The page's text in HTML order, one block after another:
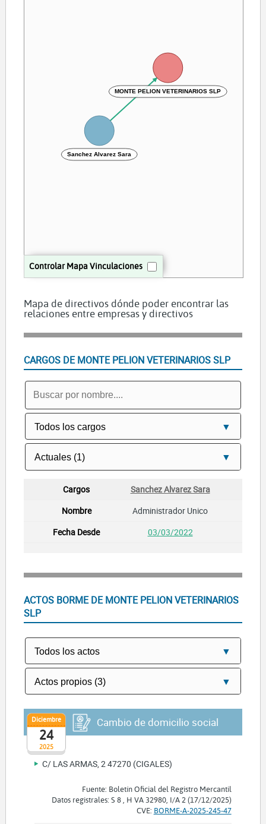
Controlar Mapa Vinculaciones
MONTE PELION VETERINARIOS SLP
Sanchez Alvarez Sara
Mapa de directivos dónde poder encontrar las
relaciones entre empresas y directivos
CARGOS DE MONTE PELION VETERINARIOS SLP
Sanchez Alvarez Sara
Administrador Unico
03/03/2022
ACTOS BORME DE MONTE PELION VETERINARIOS
SLP
2025
Diciembre
24
Cambio de domicilio social
C/ LAS ARMAS, 2 47270 (CIGALES)
Fuente: Boletín Oficial del Registro Mercantil
Datos registrales: S 8 , H VA 32980, I/A 2 (17/12/2025)
CVE: BORME-A-2025-245-47